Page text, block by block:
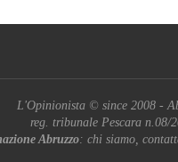
L'Opinionista © since 2008 -
reg. tribunale Pescara n.08/
Abruzzo: chi siamo,